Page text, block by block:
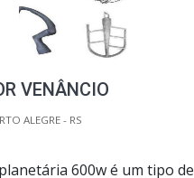
VENÂNCIO
ALEGRE - RS
600w é um tipo de